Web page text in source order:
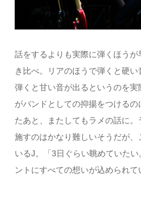
話をするよりも実際に弾くほう
き比べ。リアのほうで弾くと硬
弾くと甘い音が出るというのを
がバンドとしての抑揚をつける
たあと、またしてもラメの話に
施すのはかなり難しいそうだが
いるJ。「3日ぐらい眺めていた
ントにすべての想いが込められて